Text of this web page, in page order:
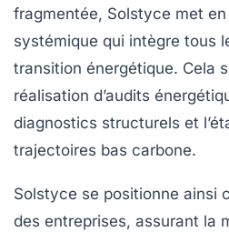
fragmentée, Solstyce met
systémique qui intègre tous
transition énergétique. Cela
réalisation d’audits
diagnostics structurels et
trajectoires bas carbone.
Solstyce se positionne ainsi
des entreprises, assurant la